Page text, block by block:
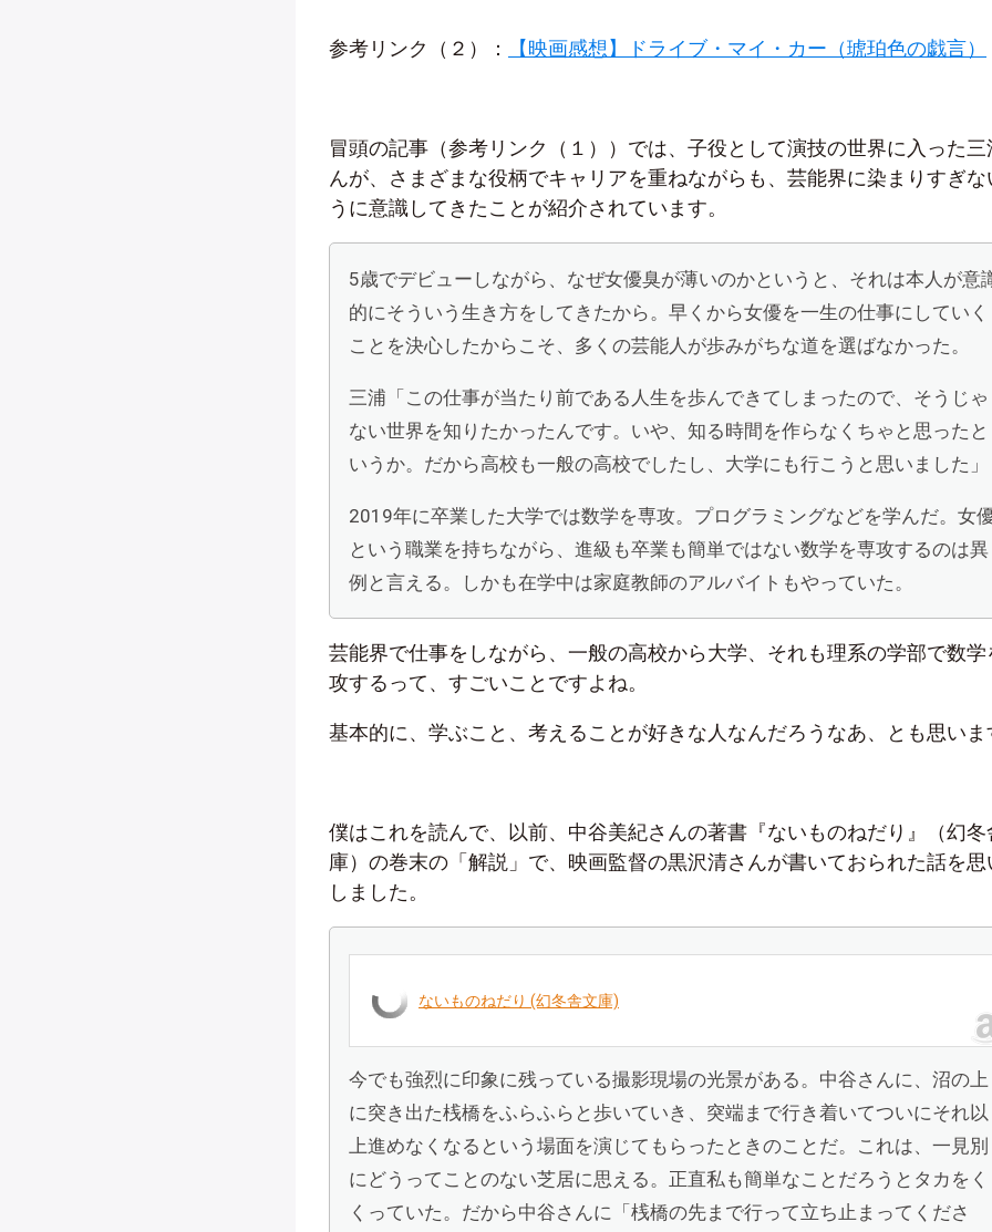
参考リンク（２）： 【映画感想】ドライブ・マイ・カー（琥珀色の戯言）
冒頭の記事（参考リンク（１））では、子役として演技の世界に入った三
んが、さまざまな役柄でキャリアを重ねながらも、芸能界に染まりすぎな
うに意識してきたことが紹介されています。
5歳でデビューしながら、なぜ女優臭が薄いのかというと、それは本人が意
的にそういう生き方をしてきたから。早くから女優を一生の仕事にしていく
ことを決心したからこそ、多くの芸能人が歩みがちな道を選ばなかった。
三浦「この仕事が当たり前である人生を歩んできてしまったので、そうじゃ
ない世界を知りたかったんです。いや、知る時間を作らなくちゃと思ったと
いうか。だから高校も一般の高校でしたし、大学にも行こうと思いました」
2019年に卒業した大学では数学を専攻。プログラミングなどを学んだ。女
という職業を持ちながら、進級も卒業も簡単ではない数学を専攻するのは異
例と言える。しかも在学中は家庭教師のアルバイトもやっていた。
芸能界で仕事をしながら、一般の高校から大学、それも理系の学部で数学
攻するって、すごいことですよね。
基本的に、学ぶこと、考えることが好きな人なんだろうなあ、とも思いま
僕はこれを読んで、以前、中谷美紀さんの著書『ないものねだり』（幻冬
庫）の巻末の「解説」で、映画監督の黒沢清さんが書いておられた話を思
しました。
ないものねだり (幻冬舎文庫)
今でも強烈に印象に残っている撮影現場の光景がある。中谷さんに、沼の上
に突き出た桟橋をふらふらと歩いていき、突端まで行き着いてついにそれ以
上進めなくなるという場面を演じてもらったときのことだ。これは、一見別
にどうってことのない芝居に思える。正直私も簡単なことだろうとタカをく
くっていた。だから中谷さんに「桟橋の先まで行って立ち止まってくださ